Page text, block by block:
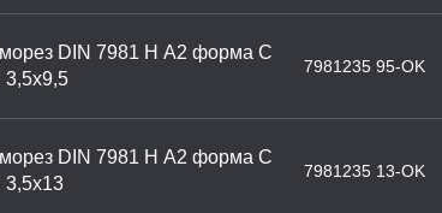
DIN 7981 H А2 форма С
3,5х9,5
7981235 95-OK
DIN 7981 H А2 форма С
3,5х13
7981235 13-OK